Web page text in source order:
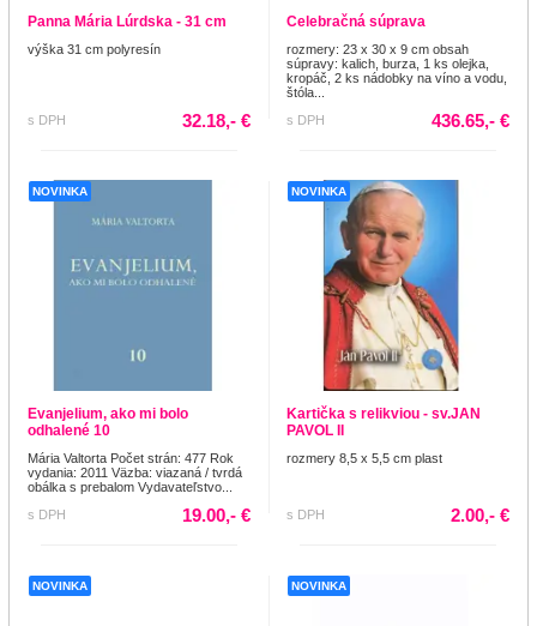
Panna Mária Lúrdska - 31 cm
výška 31 cm polyresín
s DPH 32.18,- €
Celebračná súprava
rozmery: 23 x 30 x 9 cm obsah
súpravy: kalich, burza, 1 ks olejka,
kropáč, 2 ks nádobky na víno a vodu,
štóla...
s DPH
436.65,- €
NOVINKA
Evanjelium, ako mi bolo
odhalené 10
Mária Valtorta Počet strán: 477 Rok
vydania: 2011 Väzba: viazaná / tvrdá
obálka s prebalom Vydavateľstvo...
s DPH
19.00,- €
NOVINKA
Kartička s relikviou - sv.JAN
PAVOL II
rozmery 8,5 x 5,5 cm plast
s DPH 2.00,- €
NOVINKA NOVINKA